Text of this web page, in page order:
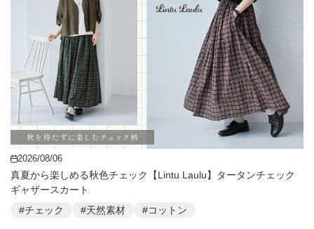
2026/08/06
真夏から楽しめる秋色チェック【Lintu Laulu】タータンチェック
ギャザースカート
#チェック
#天然素材 #コットン